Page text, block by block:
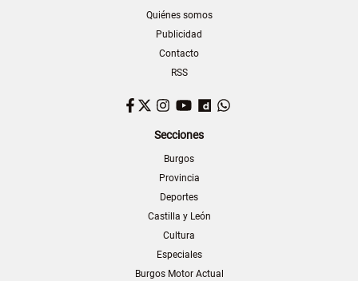
Quiénes somos
Publicidad
Contacto
RSS
Facebook
TwitterInstagram
YouTubeDailymotion
Secciones
Burgos
Provincia
Deportes
Castilla y León
Cultura
Especiales
Burgos Motor Actual